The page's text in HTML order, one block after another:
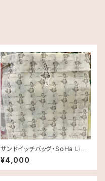
サンドイッチバッグ・SoHa Livin
g・フラガール
¥4,000